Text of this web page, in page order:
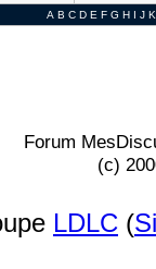
A B C D E F G H I J K
Forum
(c)
LDLC (